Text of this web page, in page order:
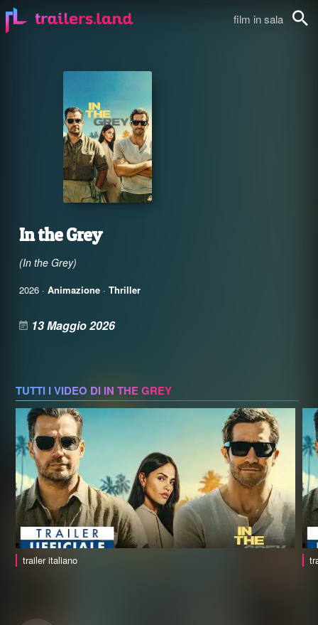
film in sala
In the Grey
(In the Grey)
2026 · Animazione· Thriller
13 Maggio 2026
TUTTI I VIDEO DI IN THE GREY
trailer italiano